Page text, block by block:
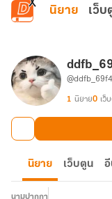
ข้ามไปยังเนื้อหาหลัก
นิยาย เว็บ
1 นิยาย0 เว็
นิยาย เว็บตูน
นามปากกา